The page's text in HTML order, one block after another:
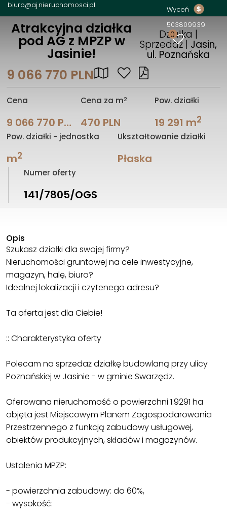
biuro@aj.nieruchomosci.pl
Wyceń
503809939
0
Atrakcyjna działka
pod AG z MPZP w
Jasinie!
Działka |
Sprzedaż | Jasin,
ul. Poznańska
9 066 770 PLN
Cena
9 066 770 PLN
Cena za m2
470 PLN
Pow. działki
19 291 m2
Pow. działki - jednostka
m2
Ukształtowanie działki
Płaska
Numer oferty
141/7805/OGS
Opis
Szukasz działki dla swojej firmy?
Nieruchomości gruntowej na cele inwestycyjne,
magazyn, halę, biuro?
Idealnej lokalizacji i czytenego adresu?
Ta oferta jest dla Ciebie!
:: Charakterystyka oferty
Polecam na sprzedaż działkę budowlaną przy ulicy
Poznańskiej w Jasinie - w gminie Swarzędz.
Oferowana nieruchomość o powierzchni 1.9291 ha
objęta jest Miejscowym Planem Zagospodarowania
Przestrzennego z funkcją zabudowy usługowej,
obiektów produkcyjnych, składów i magazynów.
Ustalenia MPZP:
- powierzchnia zabudowy: do 60%,
- wysokość: